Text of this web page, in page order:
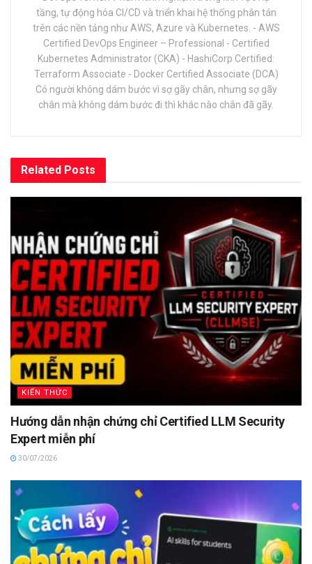
tầng, tự động hóa CI/CD và triển khai hệ thống phân tán
trên các nền tảng như AWS, Azure và Kubernetes. - AWS
Certified DevOps Engineer – Professional - Certified
Kubernetes Administrator (CKA) - HashiCorp Certified:
Terraform Associate - Docker Certified Associate (DCA)
Có người không dám bước vì sợ gãy chân, nhưng sợ gãy
chân mà không dám bước đi thì khác nào chân đã gãy.
Related Posts
KIẾN THỨC
Hướng dẫn nhận chứng chỉ Certified LLM Security
Expert miễn phí
30/07/2026